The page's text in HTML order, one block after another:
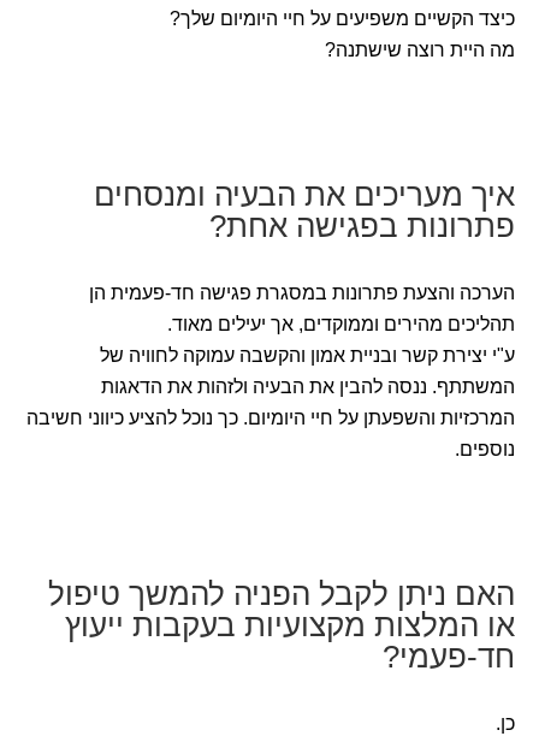
כיצד הקשיים משפיעים על חיי היומיום שלך?
מה היית רוצה שישתנה?
איך מעריכים את הבעיה ומנסחים
פתרונות בפגישה אחת?
הערכה והצעת פתרונות במסגרת פגישה חד-פעמית הן
תהליכים מהירים וממוקדים, אך יעילים מאוד.
ע"י יצירת קשר ובניית אמון והקשבה עמוקה לחוויה של
המשתתף. ננסה להבין את הבעיה ולזהות את הדאגות
המרכזיות והשפעתן על חיי היומיום. כך נוכל להציע כיווני חשיבה
נוספים.
האם ניתן לקבל הפניה להמשך טיפול
או המלצות מקצועיות בעקבות ייעוץ
חד-פעמי?
כן.